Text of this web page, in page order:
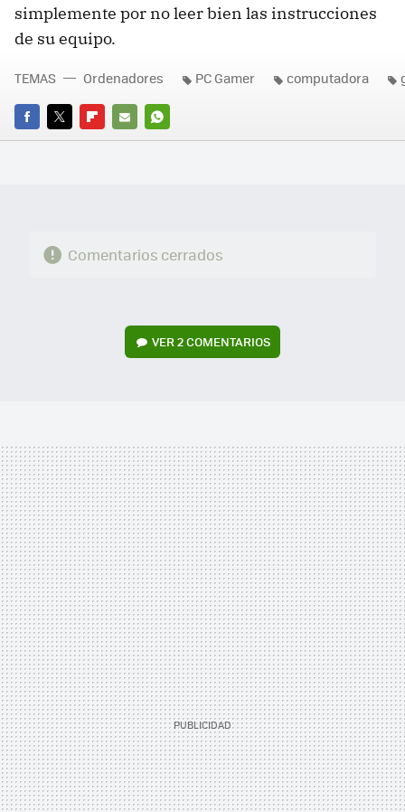
simplemente por no leer bien las instrucciones
de su equipo.
FACEBOOK
TWITTERFLIPBOARD
E-
WHATSAPP
TEMAS Ordenadores PC Gamer computadora
Comentarios cerrados
VER2 COMENTARIOS